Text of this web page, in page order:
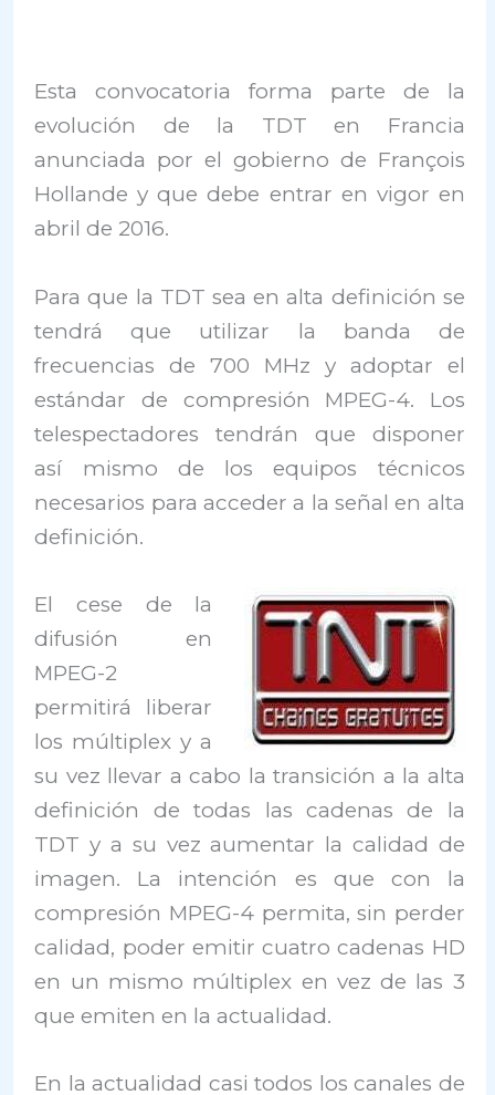
Esta convocatoria forma parte de la
evolución de la TDT en Francia
anunciada por el gobierno de François
Hollande y que debe entrar en vigor en
abril de 2016.
Para que la TDT sea en alta definición se
tendrá que utilizar la banda de
frecuencias de 700 MHz y adoptar el
estándar de compresión MPEG-4. Los
telespectadores tendrán que disponer
así mismo de los equipos técnicos
necesarios para acceder a la señal en alta
definición.
El cese de la
difusión en
MPEG-2
permitirá liberar
los múltiplex y a
su vez llevar a cabo la transición a la alta
definición de todas las cadenas de la
TDT y a su vez aumentar la calidad de
imagen. La intención es que con la
compresión MPEG-4 permita, sin perder
calidad, poder emitir cuatro cadenas HD
en un mismo múltiplex en vez de las 3
que emiten en la actualidad.
En la actualidad casi todos los canales de